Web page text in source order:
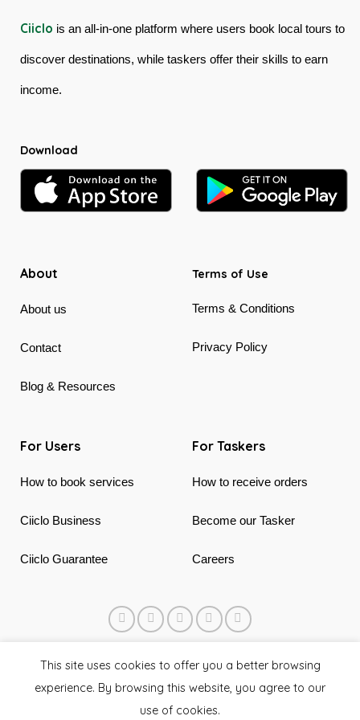
Ciiclo is an all-in-one platform where users book local tours to
discover destinations, while taskers offer their skills to earn
income.
Download
About
About us
Contact
Blog & Resources
Terms of Use
Terms & Conditions
Privacy Policy
For Users
How to book services
Ciiclo Business
Ciiclo Guarantee
For Taskers
How to receive orders
Become our Tasker
Careers
© 2018 - 2026 Ciiclo. Made in Canada & Vietnam
This site uses cookies to offer you a better browsing
experience. By browsing this website, you agree to our
use of cookies.